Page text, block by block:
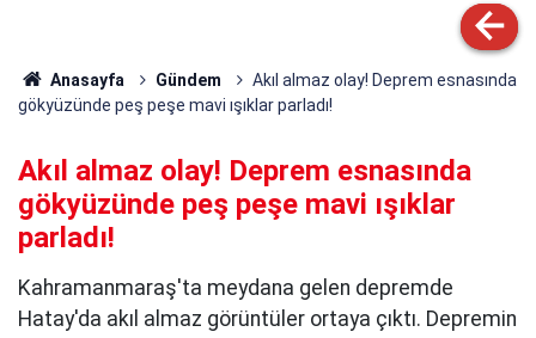
Anasayfa Gündem
Akıl almaz olay! Deprem esnasında
gökyüzünde peş peşe mavi ışıklar parladı!
Akıl almaz olay! Deprem esnasında
gökyüzünde peş peşe mavi ışıklar
parladı!
Kahramanmaraş'ta meydana gelen depremde
Hatay'da akıl almaz görüntüler ortaya çıktı. Depremin